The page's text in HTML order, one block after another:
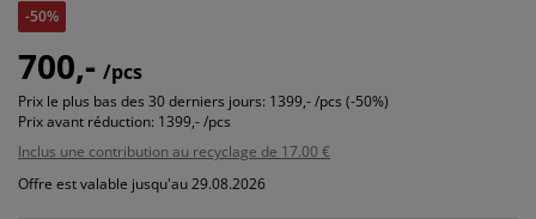
-50%
700,- /pcs
Prix le plus bas des 30 derniers jours: 1399,- /pcs (-50%)
Prix avant réduction: 1399,- /pcs
Inclus une contribution au recyclage de 17.00 €
Offre est valable jusqu'au 29.08.2026